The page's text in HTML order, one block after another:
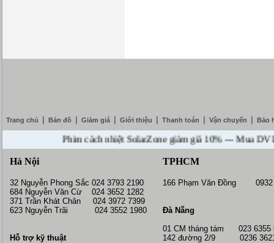
Trang chủ Bản đồ Giảm giá Giới thiệu Thanh toán Vận chuyển Bảo
Phim cách nhiệt SolarZone giảm giá 10% --- Mua DVD
Hà Nội
32 Nguyễn Phong Sắc 024 3793 2190
684 Nguyễn Văn Cừ 024 3652 1282
371 Trần Khát Chân 024 3972 7399
623 Nguyễn Trãi 024 3552 1980
Hỗ trợ kỹ thuật
TPHCM
166 Phạm Văn Đồng 0932
Đà Nẵng
01 CM tháng tám 023 6355
142 đường 2/9 0236